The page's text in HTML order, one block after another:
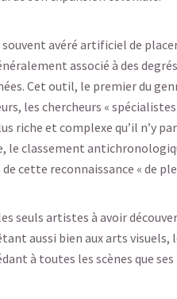
avéré artificiel de
associé à des
Cet outil, le premier du
les chercheurs «
riche et complexe qu’il n’y
le classement
de cette reconnaissance « de
seuls artistes à avoir
aussi bien aux arts
à toutes les scènes